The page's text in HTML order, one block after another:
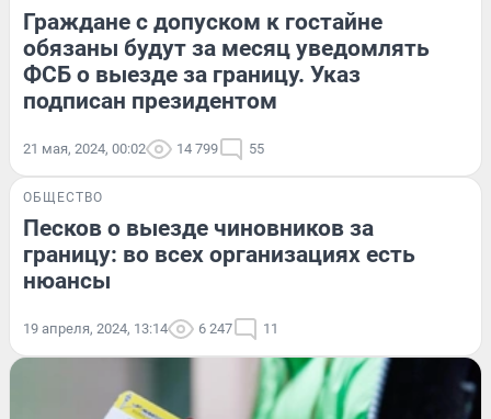
Граждане с допуском к гостайне
обязаны будут за месяц уведомлять
ФСБ о выезде за границу. Указ
подписан президентом
21 мая, 2024, 00:02 14 799 55
ОБЩЕСТВО
Песков о выезде чиновников за
границу: во всех организациях есть
нюансы
19 апреля, 2024, 13:14 6 247 11